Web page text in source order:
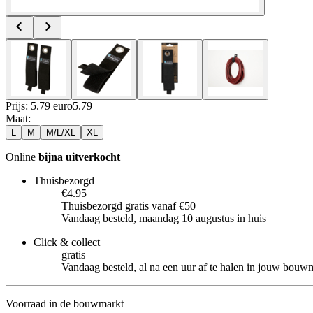
Prijs: 5.79 euro5.79
Maat:
M M/L/XL XL
Online bijna uitverkocht
Thuisbezorgd
€4.95
Thuisbezorgd gratis vanaf €50
Vandaag besteld, maandag 10 augustus in huis
Click & collect
gratis
Vandaag besteld, al na een uur af te halen in jouw
Voorraad in de bouwmarkt